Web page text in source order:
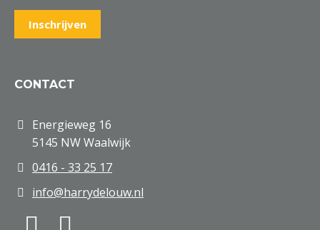
CONTACT
Energieweg 16
5145 NW Waalwijk
0416 - 33 25 17
info@harrydelouw.nl